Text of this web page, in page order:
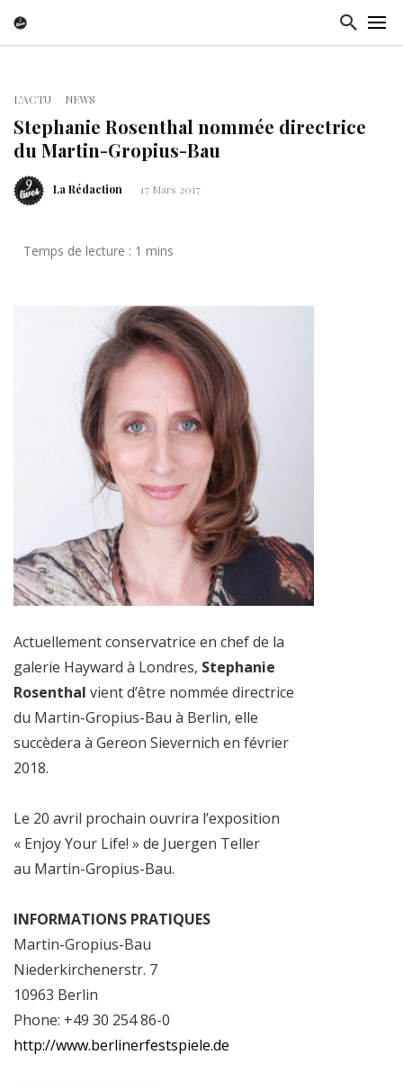
L'ACTU NEWS
Stephanie Rosenthal nommée directrice
du Martin-Gropius-Bau
La Rédaction 17 Mars 2017
Actuellement conservatrice en chef de la
galerie Hayward à Londres, Stephanie
Rosenthal vient d’être nommée directrice
du Martin-Gropius-Bau à Berlin, elle
succèdera à Gereon Sievernich en février
2018.
Le 20 avril prochain ouvrira l’exposition
« Enjoy Your Life! » de Juergen Teller
au Martin-Gropius-Bau.
INFORMATIONS PRATIQUES
Martin-Gropius-Bau
Niederkirchenerstr. 7
10963 Berlin
Phone: +49 30 254 86-0
http://www.berlinerfestspiele.de